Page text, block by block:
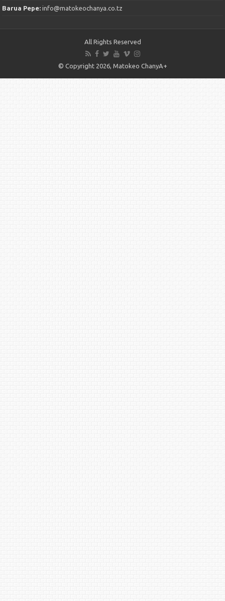
Barua Pepe:info@matokeochanya.co.tz
All Rights Reserved
© Copyright 2026, Matokeo ChanyA+